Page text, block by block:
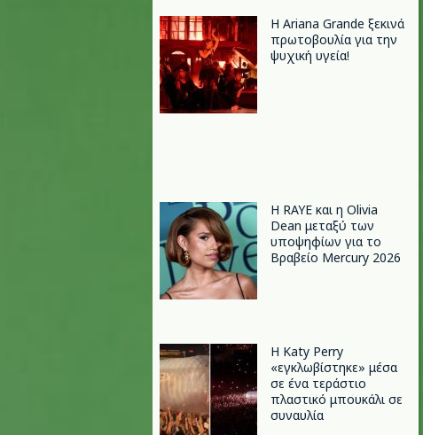
Η Ariana Grande ξεκινά
πρωτοβουλία για την
ψυχική υγεία!
Η RAYE και η Olivia
Dean μεταξύ των
υποψηφίων για το
Βραβείο Mercury 2026
H Katy Perry
«εγκλωβίστηκε» μέσα
σε ένα τεράστιο
πλαστικό μπουκάλι σε
συναυλία